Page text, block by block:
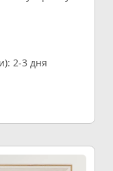
2-3 дня